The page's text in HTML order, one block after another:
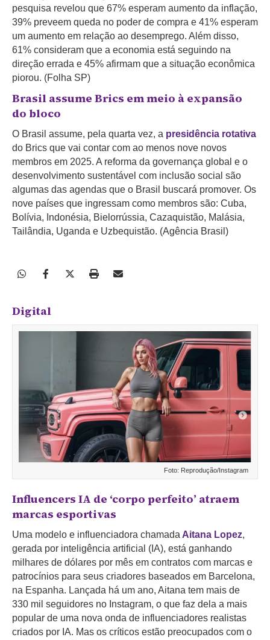
pesquisa revelou que 67% esperam aumento da inflação,
39% preveem queda no poder de compra e 41% esperam
um aumento em relação ao desemprego. Além disso,
61% consideram que a economia está seguindo na
direção errada e 45% afirmam que a situação econômica
piorou. (Folha SP)
Brasil assume Brics em meio à expansão
do bloco
O Brasil assume, pela quarta vez, a presidência rotativa
do Brics que vai contar com ao menos nove novos
membros em 2025. A reforma da governança global e o
desenvolvimento sustentável com inclusão social são
algumas das agendas que o Brasil buscará promover. Os
nove países que ingressam como membros são: Cuba,
Bolívia, Indonésia, Bielorrússia, Cazaquistão, Malásia,
Tailândia, Uganda e Uzbequistão. (Agência Brasil)
Digital
Foto: Reprodução/Instagram
Influencers IA de ‘corpo perfeito’ atraem
marcas esportivas
Uma modelo e influenciadora chamada Aitana Lopez,
gerada por inteligência artificial (IA), está ganhando
milhares de dólares por mês em contratos com marcas e
patrocínios para seus criadores baseados em Barcelona,
na Espanha. Lançada há um ano, Aitana tem mais de
330 mil seguidores no Instagram, o que faz dela a mais
popular de uma nova onda de influenciadores realistas
criados por IA. Mas os críticos estão preocupados com o